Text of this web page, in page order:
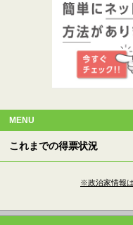
MENU
これまでの得票状況
※政治家情報